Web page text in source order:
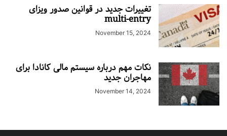
تغییرات جدید در قوانین صدور ویزای
multi-entry
November 15, 2024
نکات مهم درباره سیستم مالی کانادا برای
مهاجران جدید
November 14, 2024